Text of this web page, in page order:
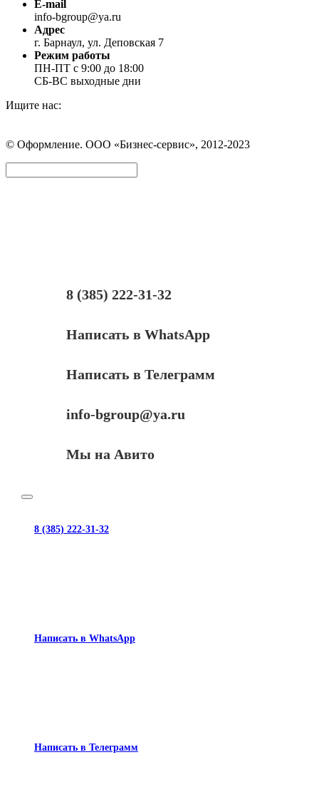
E-mail
info-bgroup@ya.ru
Адрес
г. Барнаул, ул. Деповская 7
Режим работы
ПН-ПТ с 9:00 до 18:00
СБ-ВС выходные дни
Ищите нас:
Вконтакте
открывается
в
новом
WhatsApp
открывается
в
новом
Telegram
открывается
в
новом
© Оформление. ООО «Бизнес-сервис», 2012-2023
8 (385) 222-31-32
Написать в WhatsApp
Написать в Телеграмм
info-bgroup@ya.ru
Мы на Авито
8 (385) 222-31-32
Написать в WhatsApp
Написать в Телеграмм